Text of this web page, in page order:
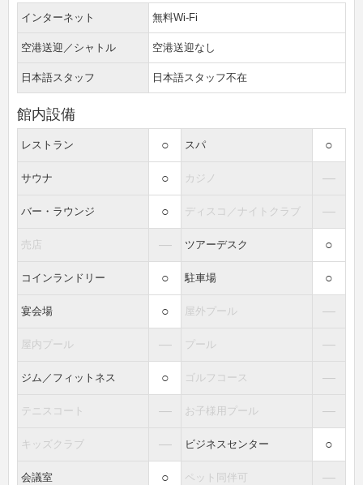
インターネット 無料Wi-Fi
空港送迎／シャトル 空港送迎なし
日本語スタッフ 日本語スタッフ不在
館内設備
レストラン ○ スパ ○
サウナ ○ カジノ ―
バー・ラウンジ ○ ディスコ／ナイトクラブ ―
売店 ― ツアーデスク ○
コインランドリー ○ 駐車場 ○
宴会場 ○ 屋外プール ―
屋内プール ― プール ―
ジム／フィットネス ○ ゴルフコース ―
テニスコート ― お子様用プール ―
キッズクラブ ― ビジネスセンター ○
会議室 ○ ペット同伴可 ―